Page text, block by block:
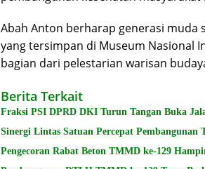
Abah Anton berharap generasi
yang tersimpan di Museum Nasional
bagian dari pelestarian warisan
Berita Terkait
Fraksi PSI DPRD DKI Turun Tangan Buka
Sinergi Lintas Satuan Percepat Pembangunan
Pengecoran Rabat Beton TMMD ke-129